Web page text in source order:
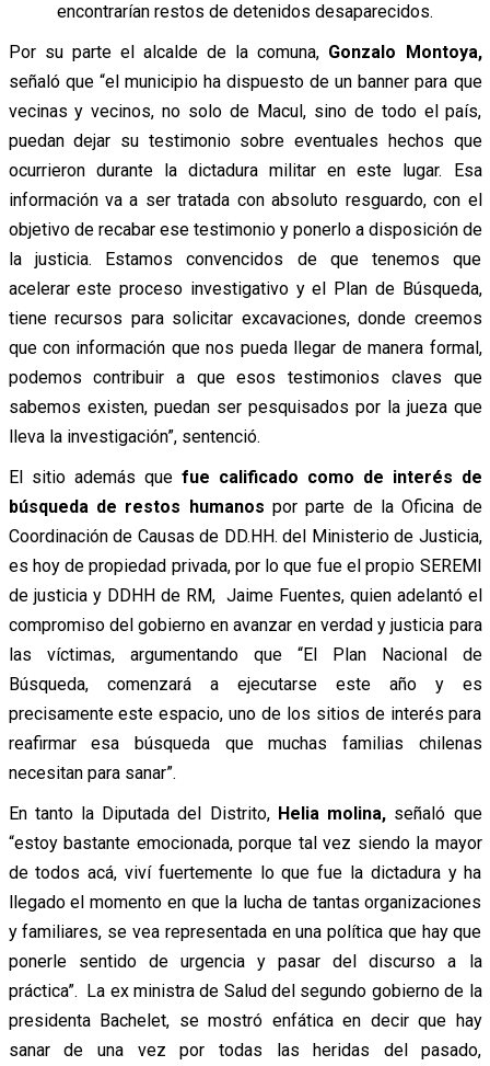
encontrarían restos de detenidos desaparecidos.
Por su parte el alcalde de la comuna, Gonzalo Montoya,
señaló que “el municipio ha dispuesto de un banner para que
vecinas y vecinos, no solo de Macul, sino de todo el país,
puedan dejar su testimonio sobre eventuales hechos que
ocurrieron durante la dictadura militar en este lugar. Esa
información va a ser tratada con absoluto resguardo, con el
objetivo de recabar ese testimonio y ponerlo a disposición de
la justicia. Estamos convencidos de que tenemos que
acelerar este proceso investigativo y el Plan de Búsqueda,
tiene recursos para solicitar excavaciones, donde creemos
que con información que nos pueda llegar de manera formal,
podemos contribuir a que esos testimonios claves que
sabemos existen, puedan ser pesquisados por la jueza que
lleva la investigación”, sentenció.
El sitio además quefue calificado como de interés de
búsqueda de restos humanos por parte de la Oficina de
Coordinación de Causas de DD.HH. del Ministerio de Justicia,
es hoy de propiedad privada, por lo que fue el propio SEREMI
de justicia y DDHH de RM, Jaime Fuentes, quien adelantó el
compromiso del gobierno en avanzar en verdad y justicia para
las víctimas, argumentando que “El Plan Nacional de
Búsqueda, comenzará a ejecutarse este año y es
precisamente este espacio, uno de los sitios de interés para
reafirmar esa búsqueda que muchas familias chilenas
necesitan para sanar”.
En tanto la Diputada del Distrito, Helia molina, señaló que
“estoy bastante emocionada, porque tal vez siendo la mayor
de todos acá, viví fuertemente lo que fue la dictadura y ha
llegado el momento en que la lucha de tantas organizaciones
y familiares, se vea representada en una política que hay que
ponerle sentido de urgencia y pasar del discurso a la
práctica”. La ex ministra de Salud del segundo gobierno de la
presidenta Bachelet, se mostró enfática en decir que hay
sanar de una vez por todas las heridas del pasado,